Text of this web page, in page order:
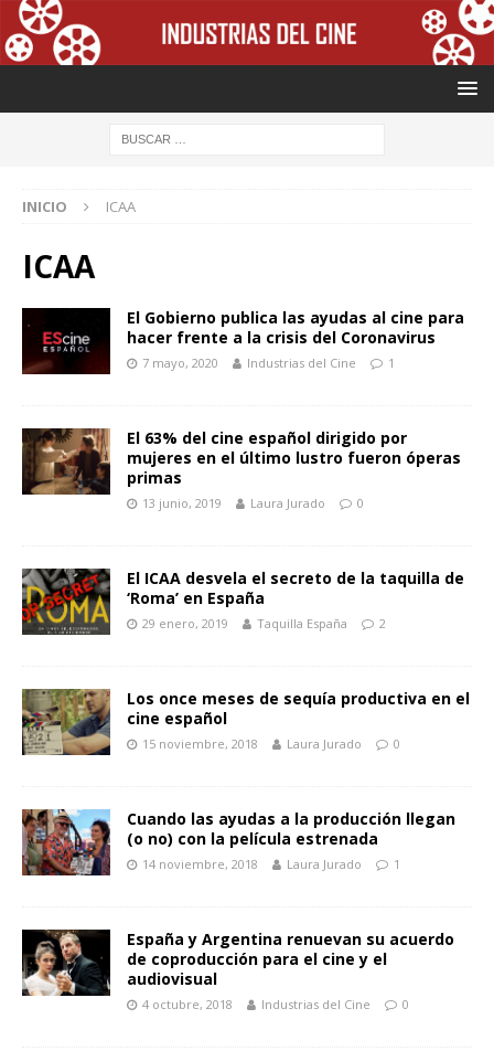
INICIO ICAA
ICAA
El Gobierno publica las ayudas al cine para
hacer frente a la crisis del Coronavirus
7 mayo, 2020 Industrias del Cine 1
El 63% del cine español dirigido por
mujeres en el último lustro fueron óperas
primas
13 junio, 2019 Laura Jurado 0
El ICAA desvela el secreto de la taquilla de
‘Roma’ en España
29 enero, 2019 Taquilla España 2
Los once meses de sequía productiva en el
cine español
15 noviembre, 2018 Laura Jurado 0
Cuando las ayudas a la producción llegan
(o no) con la película estrenada
14 noviembre, 2018 Laura Jurado 1
España y Argentina renuevan su acuerdo
de coproducción para el cine y el
audiovisual
4 octubre, 2018 Industrias del Cine 0